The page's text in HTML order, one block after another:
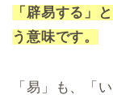
「辟易する」
う意味です。
「易」も、「